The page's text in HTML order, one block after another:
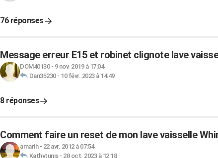
76 réponses
Message erreur E15 et robinet clignote lave
DOM40130- 9 nov. 2019 à 17:04
Dan35230- 10 févr. 2023 à 14:49
8 réponses
Comment faire un reset de mon lave vaisselle
amarih- 22 avr. 2012 à 07:54
Kathytunis- 28 oct. 2023 à 12:18